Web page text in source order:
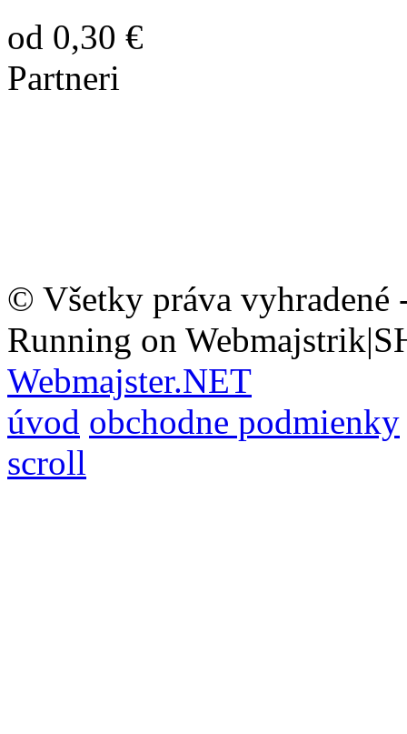
od 0,30 €
Partneri
© Všetky práva vyhradené
Running on
Webmajster.NET
úvod obchodne podmienky
scroll